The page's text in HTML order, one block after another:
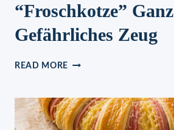
“Froschkotze” Ganz
Gefährliches Zeug
READ MORE “FROSCHKOTZE”
ZEUG